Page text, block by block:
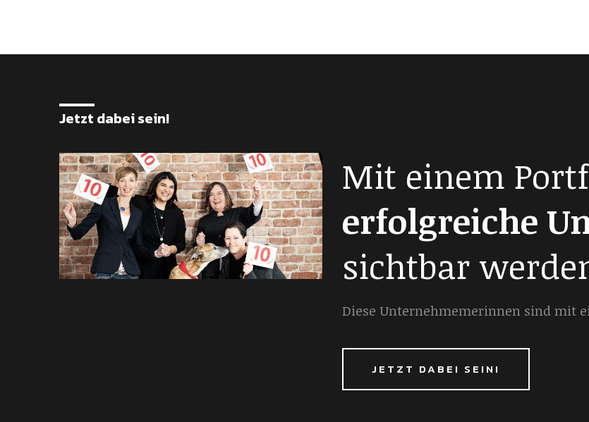
Jetzt dabei sein!
Mit einem
erfolgreiche
sichtbar
Diese Unternehmemerinnen sind mit
JETZT DABEI SEIN!